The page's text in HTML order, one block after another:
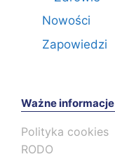
Nowości
Zapowiedzi
Ważne informacje
Polityka cookies
RODO